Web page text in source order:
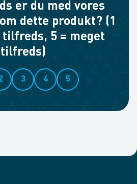
er du med vores
dette produkt? (1
5 = meget
tilfreds)
3 4 5